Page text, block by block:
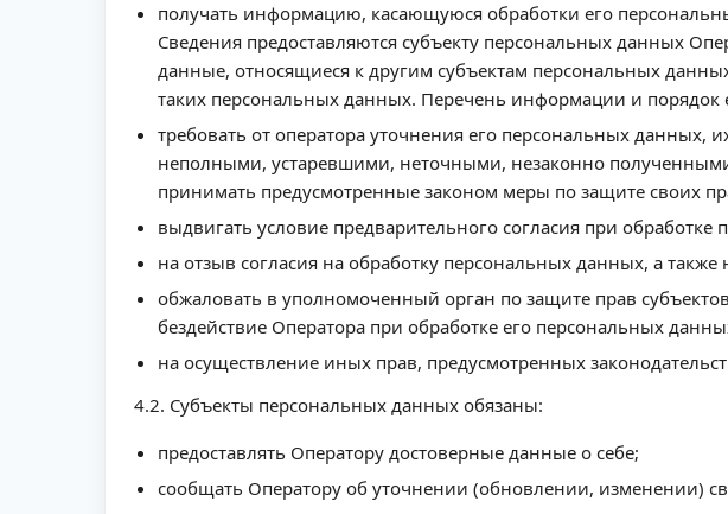
получать информацию, касающуюся обработки его
Сведения предоставляются субъекту персональных данных
данные, относящиеся к другим субъектам персональных
таких персональных данных. Перечень информации и
требовать от оператора уточнения его персональных
неполными, устаревшими, неточными, незаконно
принимать предусмотренные законом меры по защите своих
выдвигать условие предварительного согласия при
на отзыв согласия на обработку персональных данных, а
обжаловать в уполномоченный орган по защите прав
бездействие Оператора при обработке его персональных
на осуществление иных прав, предусмотренных
4.2. Субъекты персональных данных обязаны:
предоставлять Оператору достоверные данные о себе;
сообщать Оператору об уточнении (обновлении, изменении)